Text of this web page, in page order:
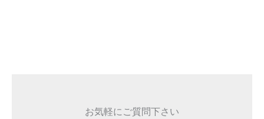
お気軽にご質問下さい